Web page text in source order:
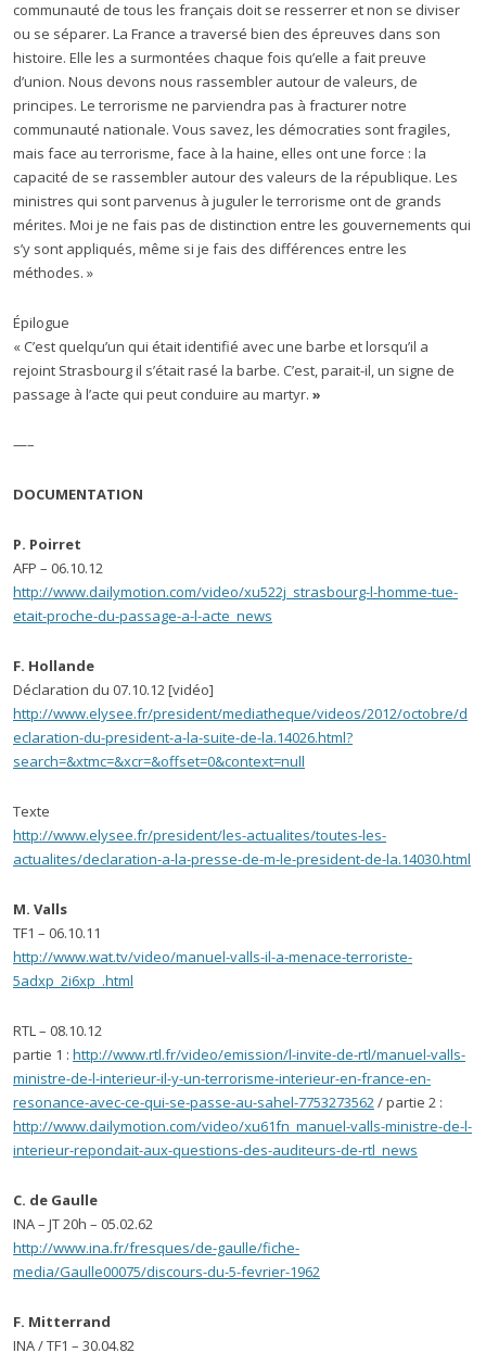
communauté de tous les français doit se resserrer et non se diviser
ou se séparer. La France a traversé bien des épreuves dans son
histoire. Elle les a surmontées chaque fois qu’elle a fait preuve
d’union. Nous devons nous rassembler autour de valeurs, de
principes. Le terrorisme ne parviendra pas à fracturer notre
communauté nationale. Vous savez, les démocraties sont fragiles,
mais face au terrorisme, face à la haine, elles ont une force : la
capacité de se rassembler autour des valeurs de la république. Les
ministres qui sont parvenus à juguler le terrorisme ont de grands
mérites. Moi je ne fais pas de distinction entre les gouvernements qui
s’y sont appliqués, même si je fais des différences entre les
méthodes. »
Épilogue
« C’est quelqu’un qui était identifié avec une barbe et lorsqu’il a
rejoint Strasbourg il s’était rasé la barbe. C’est, parait-il, un signe de
passage à l’acte qui peut conduire au martyr. »
—–
DOCUMENTATION
P. Poirret
AFP – 06.10.12
http://www.dailymotion.com/video/xu522j_strasbourg-l-homme-tue-
etait-proche-du-passage-a-l-acte_news
F. Hollande
Déclaration du 07.10.12 [vidéo]
http://www.elysee.fr/president/mediatheque/videos/2012/octobre/d
eclaration-du-president-a-la-suite-de-la.14026.html?
search=&xtmc=&xcr=&offset=0&context=null
Texte
http://www.elysee.fr/president/les-actualites/toutes-les-
actualites/declaration-a-la-presse-de-m-le-president-de-la.14030.html
M. Valls
TF1 – 06.10.11
http://www.wat.tv/video/manuel-valls-il-a-menace-terroriste-
5adxp_2i6xp_.html
RTL – 08.10.12
partie 1 : http://www.rtl.fr/video/emission/l-invite-de-rtl/manuel-valls-
ministre-de-l-interieur-il-y-un-terrorisme-interieur-en-france-en-
resonance-avec-ce-qui-se-passe-au-sahel-7753273562/ partie 2 :
http://www.dailymotion.com/video/xu61fn_manuel-valls-ministre-de-l-
interieur-repondait-aux-questions-des-auditeurs-de-rtl_news
C. de Gaulle
INA – JT 20h – 05.02.62
http://www.ina.fr/fresques/de-gaulle/fiche-
media/Gaulle00075/discours-du-5-fevrier-1962
F. Mitterrand
INA / TF1 – 30.04.82